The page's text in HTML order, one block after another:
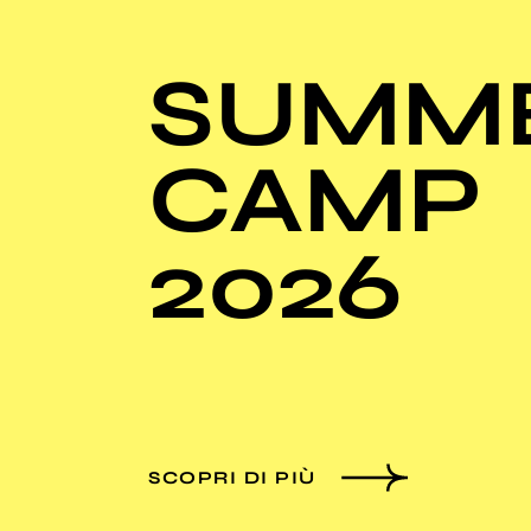
CAMP
2026
SCOPRI DI PIÙ